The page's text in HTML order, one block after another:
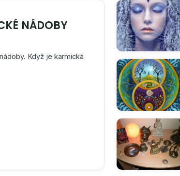
MÍRA NAPLNĚNÍ KARMICKÉ NÁDOBY
Když je karmická